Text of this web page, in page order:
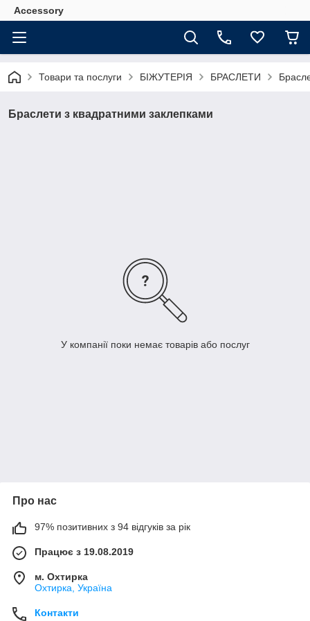
Accessory
Товари та послуги БІЖУТЕРІЯ БРАСЛЕТИ
Браслети з квадратними заклепками
У компанії поки немає товарів або послуг
Про нас
97% позитивних з 94 відгуків за рік
Працює з 19.08.2019
м. Охтирка
Охтирка, Україна
Контакти